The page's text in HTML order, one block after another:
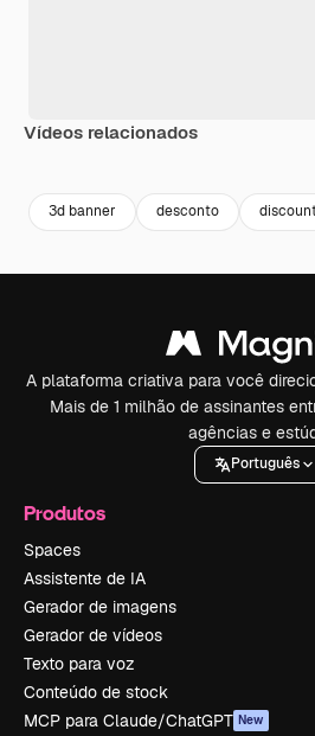
Vídeos relacionados
3d banner desconto
A plataforma criativa para você
Mais de 1 milhão de assinantes
agências e
Português
Produtos
Spaces
Assistente de IA
Gerador de imagens
Gerador de vídeos
Texto para voz
Conteúdo de stock
MCP para Claude/ChatGPT New